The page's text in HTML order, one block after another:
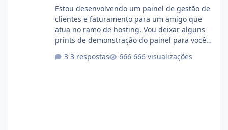
Estou desenvolvendo um painel de gestão de
clientes e faturamento para um amigo que
atua no ramo de hosting. Vou deixar alguns
prints de demonstração do painel para vocês
com cerca de 80% concluído e conta com
3 respostas 666 visualizações